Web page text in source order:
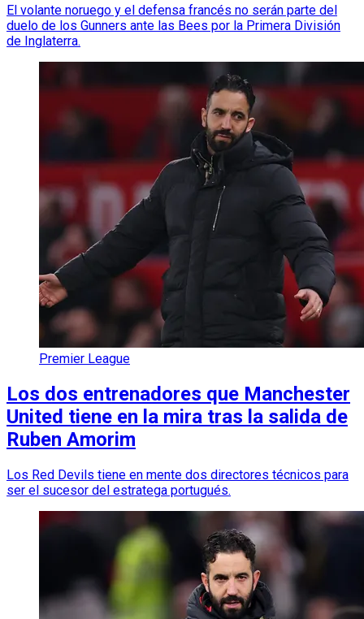
El volante noruego y el defensa francés no serán parte del
duelo de los Gunners ante las Bees por la Primera División
de Inglaterra.
Premier League
Los dos entrenadores que Manchester
United tiene en la mira tras la salida de
Ruben Amorim
Los Red Devils tiene en mente dos directores técnicos para
ser el sucesor del estratega portugués.